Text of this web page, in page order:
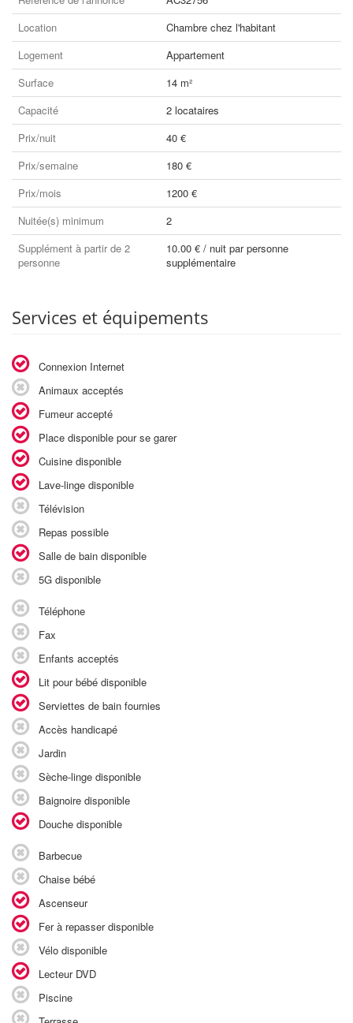
Location
Chambre chez l'habitant
Logement
Appartement
Surface
14 m²
Capacité
2 locataires
Prix/nuit
40 €
Prix/semaine
180 €
Prix/mois
1200 €
Nuitée(s) minimum
2
Supplément à partir de 2
personne
10.00 € / nuit par personne
supplémentaire
Services et équipements
Connexion Internet
Animaux acceptés
Fumeur accepté
Place disponible pour se garer
Cuisine disponible
Lave-linge disponible
Télévision
Repas possible
Salle de bain disponible
5G disponible
Téléphone
Fax
Enfants acceptés
Lit pour bébé disponible
Serviettes de bain fournies
Accès handicapé
Jardin
Sèche-linge disponible
Baignoire disponible
Douche disponible
Barbecue
Chaise bébé
Ascenseur
Fer à repasser disponible
Vélo disponible
Lecteur DVD
Piscine